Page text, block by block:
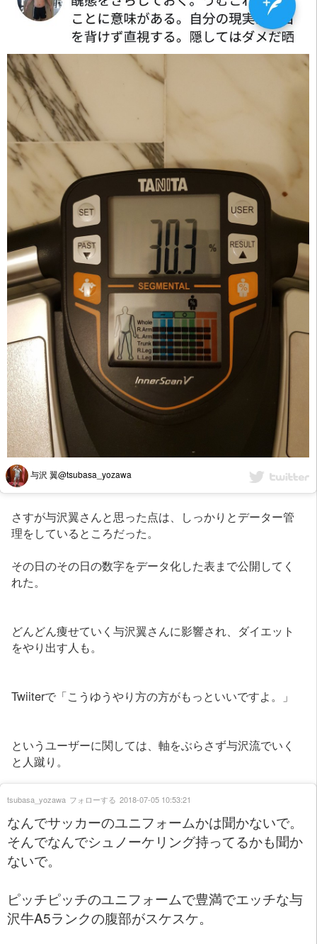
与沢 翼@tsubasa_yozawa
さすが与沢翼さんと思った点は、しっかりとデーター管
理をしているところだった。
その日のその日の数字をデータ化した表まで公開してく
れた。
どんどん痩せていく与沢翼さんに影響され、ダイエット
をやり出す人も。
Twiiterで「こうゆうやり方の方がもっといいですよ。」
というユーザーに関しては、軸をぶらさず与沢流でいく
と人蹴り。
なんでサッカーのユニフォームかは聞かないで。
そんでなんでシュノーケリング持ってるかも聞か
ないで。
ピッチピッチのユニフォームで豊満でエッチな与
沢牛A5ランクの腹部がスケスケ。
tsubasa_yozawa フォローする 2018-07-05 10:53:21